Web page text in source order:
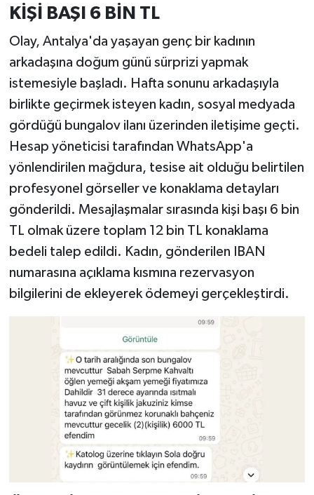
KİŞİ BAŞI 6 BİN TL
Olay, Antalya'da yaşayan genç bir kadının
arkadaşına doğum günü sürprizi yapmak
istemesiyle başladı. Hafta sonunu arkadaşıyla
birlikte geçirmek isteyen kadın, sosyal medyada
gördüğü bungalov ilanı üzerinden iletişime geçti.
Hesap yöneticisi tarafından WhatsApp'a
yönlendirilen mağdura, tesise ait olduğu belirtilen
profesyonel görseller ve konaklama detayları
gönderildi. Mesajlaşmalar sırasında kişi başı 6 bin
TL olmak üzere toplam 12 bin TL konaklama
bedeli talep edildi. Kadın, gönderilen IBAN
numarasına açıklama kısmına rezervasyon
bilgilerini de ekleyerek ödemeyi gerçekleştirdi.